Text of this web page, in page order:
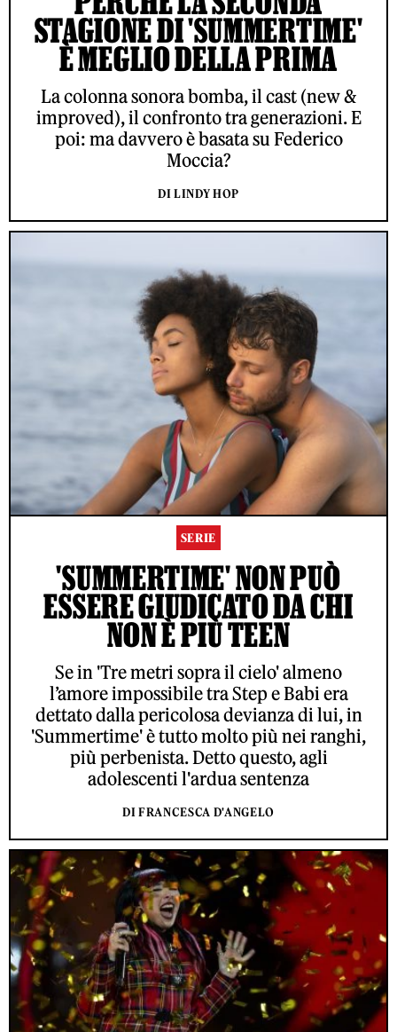
STAGIONE DI 'SUMMERTIME'
È MEGLIO DELLA PRIMA
La colonna sonora bomba, il cast (new &
improved), il confronto tra generazioni. E
poi: ma davvero è basata su Federico
Moccia?
DI LINDY HOP
SERIE
'SUMMERTIME' NON PUÒ
ESSERE GIUDICATO DA CHI
NON È PIÙ TEEN
Se in 'Tre metri sopra il cielo' almeno
l’amore impossibile tra Step e Babi era
dettato dalla pericolosa devianza di lui, in
'Summertime' è tutto molto più nei ranghi,
più perbenista. Detto questo, agli
adolescenti l'ardua sentenza
DI FRANCESCA D'ANGELO